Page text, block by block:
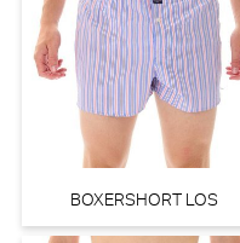
BOXERSHORT LOS